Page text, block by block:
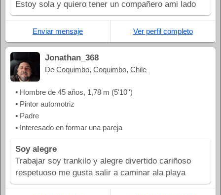
Estoy sola y quiero tener un compañero ami lado
Enviar mensaje Ver perfil completo
Jonathan_368
De Coquimbo, Coquimbo, Chile
▪ Hombre de 45 años, 1,78 m (5'10'')
▪ Pintor automotriz
▪ Padre
▪ Interesado en formar una pareja
Soy alegre
Trabajar soy trankilo y alegre divertido cariñoso
respetuoso me gusta salir a caminar ala playa